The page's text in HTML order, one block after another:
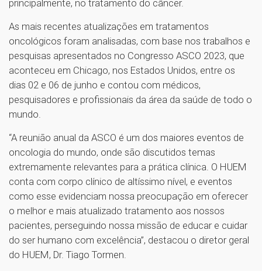
principalmente, no tratamento do câncer.
As mais recentes atualizações em tratamentos
oncológicos foram analisadas, com base nos trabalhos e
pesquisas apresentados no Congresso ASCO 2023, que
aconteceu em Chicago, nos Estados Unidos, entre os
dias 02 e 06 de junho e contou com médicos,
pesquisadores e profissionais da área da saúde de todo o
mundo.
“A reunião anual da ASCO é um dos maiores eventos de
oncologia do mundo, onde são discutidos temas
extremamente relevantes para a prática clínica. O HUEM
conta com corpo clínico de altíssimo nível, e eventos
como esse evidenciam nossa preocupação em oferecer
o melhor e mais atualizado tratamento aos nossos
pacientes, perseguindo nossa missão de educar e cuidar
do ser humano com excelência”, destacou o diretor geral
do HUEM, Dr. Tiago Tormen.